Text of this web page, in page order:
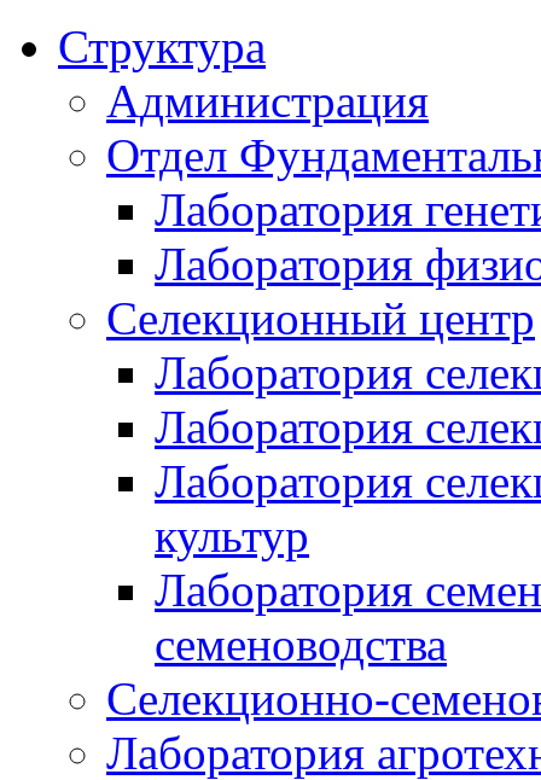
Структура
Администрация
Отдел
Лаборатория
Лаборатория
Селекционный центр
Лаборатория
Лаборатория
Лаборатория
культур
Лаборатория
семеноводства
Селекционно-
Лаборатория